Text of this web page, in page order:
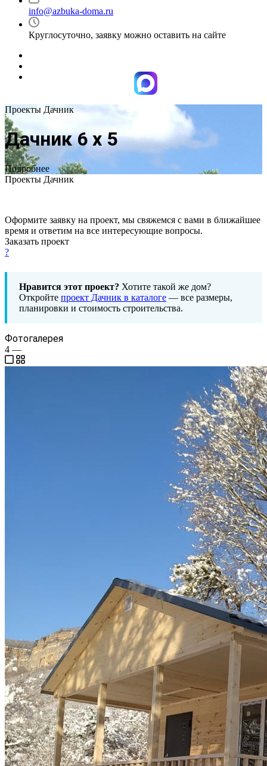
info@azbuka-doma.ru
Круглосуточно, заявку можно оставить на сайте
Проекты Дачник
Дачник 6 х 5
Подробнее
Проекты Дачник
Оформите заявку на проект, мы свяжемся с вами в ближайшее
время и ответим на все интересующие вопросы.
Заказать проект
?
Нравится этот проект? Хотите такой же дом?
Откройте проект Дачник в каталоге — все размеры,
планировки и стоимость строительства.
Фотогалерея
4 —